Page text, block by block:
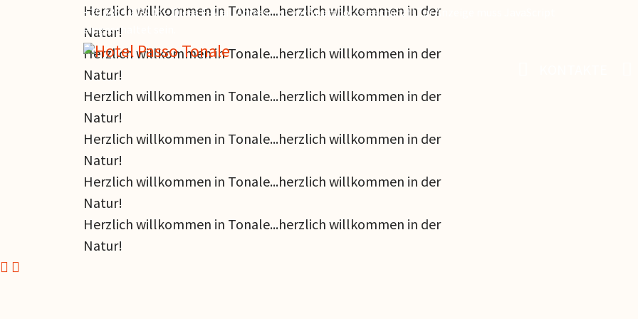
+39 0364.903946 – Diese E-Mail-Adresse ist vor Spambots geschützt! Zur Anzeige muss JavaScript
eingeschaltet sein.
Herzlich willkommen in Tonale...herzlich willkommen in der
Natur!
Herzlich willkommen in Tonale...herzlich willkommen in der
Natur!
Herzlich willkommen in Tonale...herzlich willkommen in der
Natur!
Herzlich willkommen in Tonale...herzlich willkommen in der
Natur!
Herzlich willkommen in Tonale...herzlich willkommen in der
Natur!
Herzlich willkommen in Tonale...herzlich willkommen in der
Natur!